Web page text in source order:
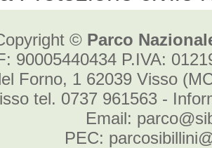
© Parco
90005440434 P.IVA:
Forno, 1 62039 Visso
tel. 0737 961563 -
Email:
PEC: